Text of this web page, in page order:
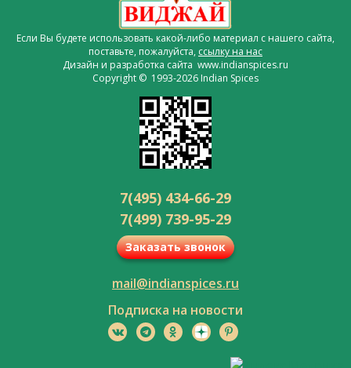
Если Вы будете использовать какой-либо материал с нашего сайта,
поставьте, пожалуйста, ссылку на нас
Дизайн и разработка сайта www.indianspices.ru
Copyright © 1993-2026 Indian Spices
7(495) 434-66-29
7(499) 739-95-29
Заказать звонок
mail@indianspices.ru
Подписка на новости